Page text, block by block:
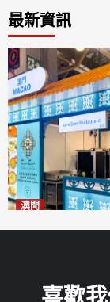
最新資訊
澳聞